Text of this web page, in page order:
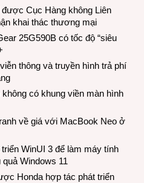
Cục Hàng không Liên
khai thác thương mại
25G590B có tốc độ “siêu
thông và truyền hình trả phí
có khung viền màn hình
về giá với MacBook Neo ở
WinUI 3 để làm máy tính
Windows 11
Honda hợp tác phát triển